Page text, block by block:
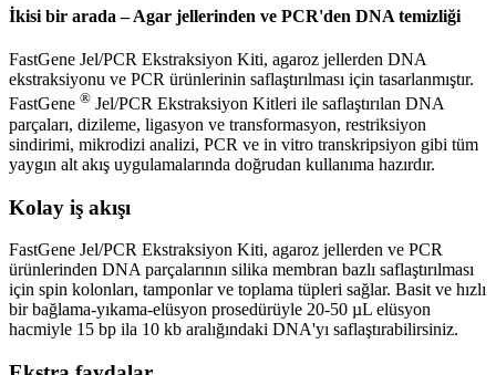
İkisi bir arada – Agar jellerinden ve PCR'den DNA temizliği
FastGene Jel/PCR Ekstraksiyon Kiti, agaroz jellerden DNA
ekstraksiyonu ve PCR ürünlerinin saflaştırılması için tasarlanmıştır.
FastGene ® Jel/PCR Ekstraksiyon Kitleri ile saflaştırılan DNA
parçaları, dizileme, ligasyon ve transformasyon, restriksiyon
sindirimi, mikrodizi analizi, PCR ve in vitro transkripsiyon gibi tüm
yaygın alt akış uygulamalarında doğrudan kullanıma hazırdır.
Kolay iş akışı
FastGene Jel/PCR Ekstraksiyon Kiti, agaroz jellerden ve PCR
ürünlerinden DNA parçalarının silika membran bazlı saflaştırılması
için spin kolonları, tamponlar ve toplama tüpleri sağlar. Basit ve hızlı
bir bağlama-yıkama-elüsyon prosedürüyle 20-50 µL elüsyon
hacmiyle 15 bp ila 10 kb aralığındaki DNA'yı saflaştırabilirsiniz.